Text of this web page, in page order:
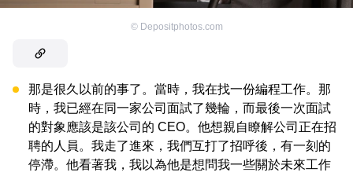
© Depositphotos.com
那是很久以前的事了。當時，我在找一份編程工作。那
時，我已經在同一家公司面試了幾輪，而最後一次面試
的對象應該是該公司的 CEO。他想親自瞭解公司正在招
聘的人員。我走了進來，我們互打了招呼後，有一刻的
停滯。他看著我，我以為他是想問我一些關於未來工作